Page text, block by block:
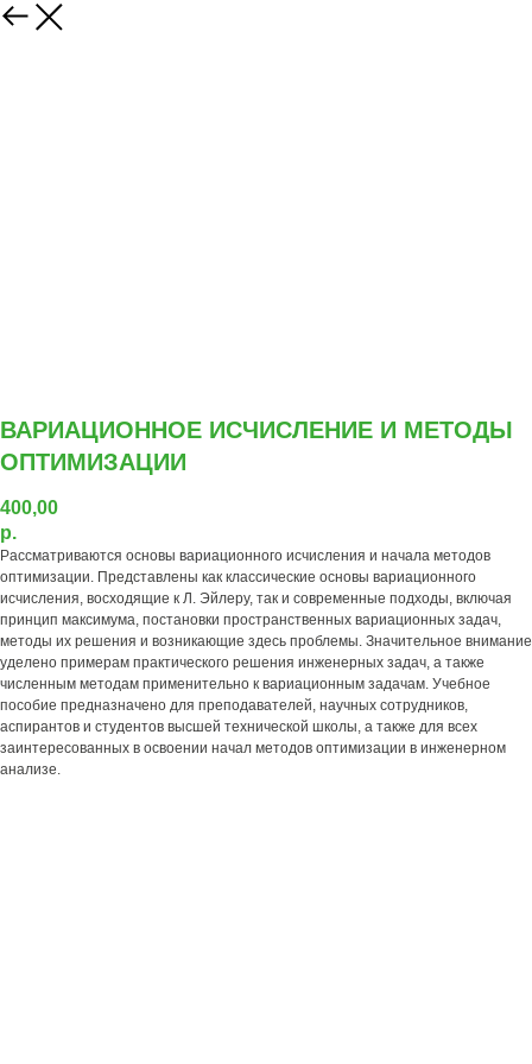
ВАРИАЦИОННОЕ ИСЧИСЛЕНИЕ И МЕТОДЫ
ОПТИМИЗАЦИИ
400,00
р.
Рассматриваются основы вариационного исчисления и начала методов
оптимизации. Представлены как классические основы вариационного
исчисления, восходящие к Л. Эйлеру, так и современные подходы, включая
принцип максимума, постановки пространственных вариационных задач,
методы их решения и возникающие здесь проблемы. Значительное внимание
уделено примерам практического решения инженерных задач, а также
численным методам применительно к вариационным задачам. Учебное
пособие предназначено для преподавателей, научных сотрудников,
аспирантов и студентов высшей технической школы, а также для всех
заинтересованных в освоении начал методов оптимизации в инженерном
анализе.